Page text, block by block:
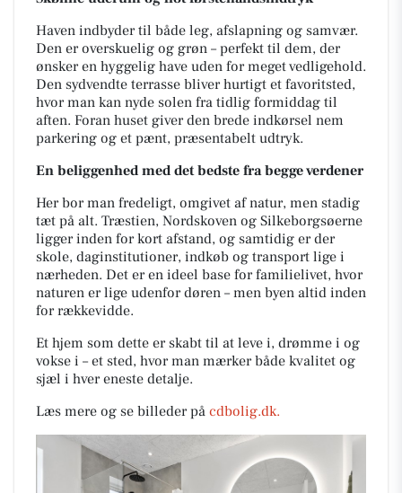
Haven indbyder til både leg, afslapning og samvær.
Den er overskuelig og grøn – perfekt til dem, der
ønsker en hyggelig have uden for meget vedligehold.
Den sydvendte terrasse bliver hurtigt et favoritsted,
hvor man kan nyde solen fra tidlig formiddag til
aften. Foran huset giver den brede indkørsel nem
parkering og et pænt, præsentabelt udtryk.
En beliggenhed med det bedste fra begge verdener
Her bor man fredeligt, omgivet af natur, men stadig
tæt på alt. Træstien, Nordskoven og Silkeborgsøerne
ligger inden for kort afstand, og samtidig er der
skole, daginstitutioner, indkøb og transport lige i
nærheden. Det er en ideel base for familielivet, hvor
naturen er lige udenfor døren – men byen altid inden
for rækkevidde.
Et hjem som dette er skabt til at leve i, drømme i og
vokse i – et sted, hvor man mærker både kvalitet og
sjæl i hver eneste detalje.
Læs mere og se billeder på cdbolig.dk.